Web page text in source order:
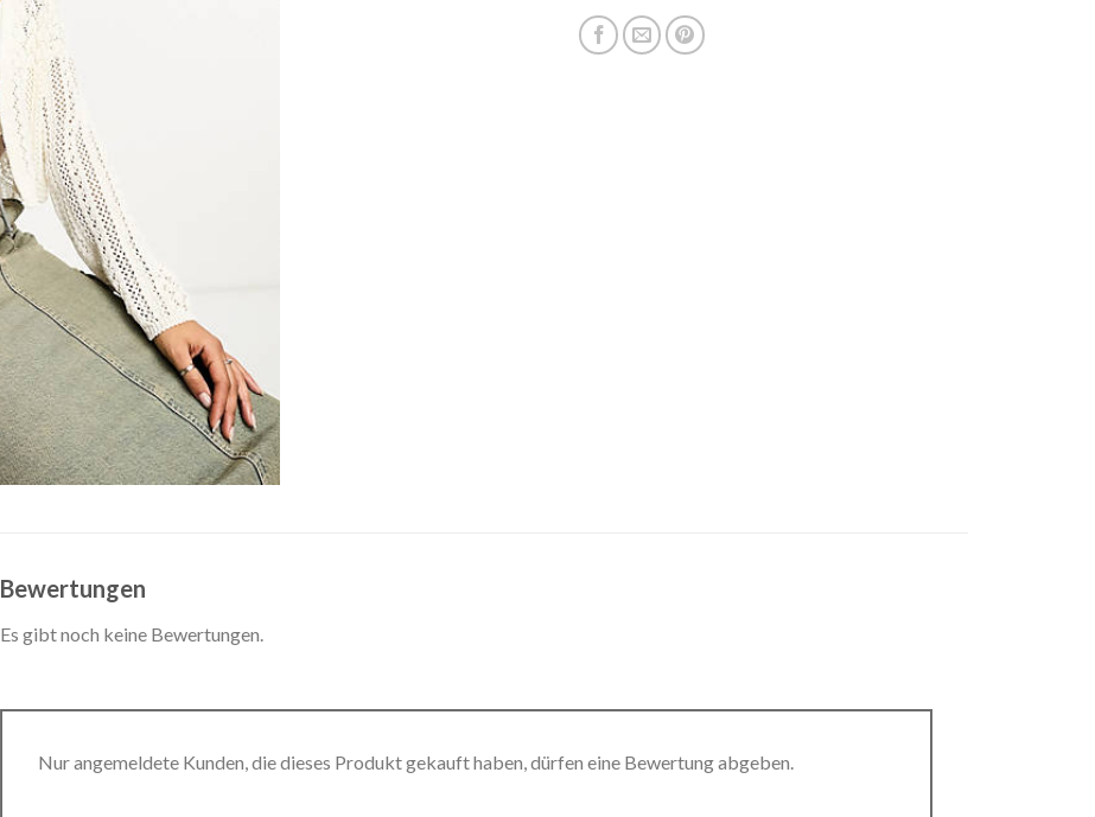
Bewertungen
Es gibt noch keine Bewertungen.
Nur angemeldete Kunden, die dieses Produkt gekauft haben, dürfen eine Bewertung abgeben.